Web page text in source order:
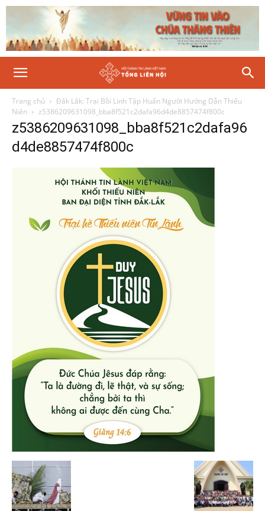
Trang chủ
Đắk Lắk: Trại Bồi Linh Tập Huấn Người Hướng Dẫn Thiếu
Niên
z5386209631098_bba8f521c2dafa96d4de8857474f800c
z5386209631098_bba8f521c2dafa96
d4de8857474f800c